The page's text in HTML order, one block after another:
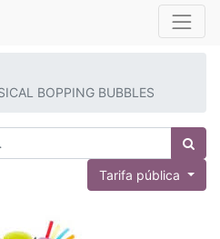
BOPPING BUBBLES
Tarifa pública